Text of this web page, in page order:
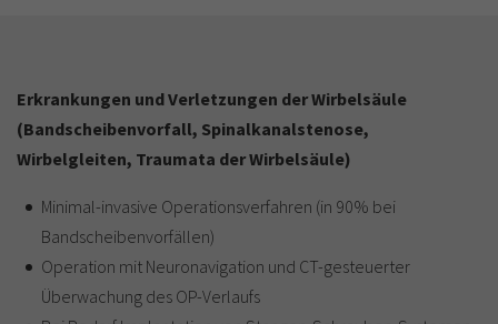
Erkrankungen und Verletzungen der Wirbelsäule
(Bandscheibenvorfall, Spinalkanalstenose,
Wirbelgleiten, Traumata der Wirbelsäule)
Minimal-invasive Operationsverfahren (in 90% bei
Bandscheibenvorfällen)
Operation mit Neuronavigation und CT-gesteuerter
Überwachung des OP-Verlaufs